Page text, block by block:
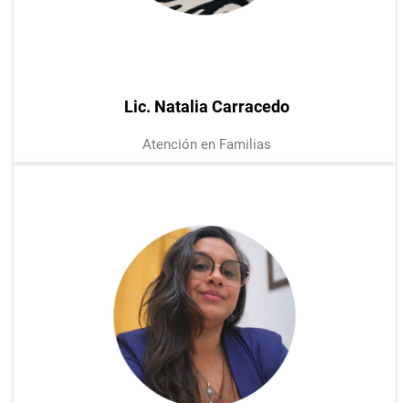
Lic. Natalia Carracedo
Atención en Familias